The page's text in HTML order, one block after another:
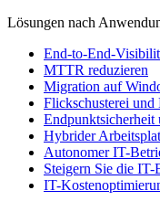
Lösungen nach
End-to-End-
MTTR reduzieren
Migration auf
Flickschusterei und
Hybrider
Autonomer IT-
Steigern Sie die
IT-